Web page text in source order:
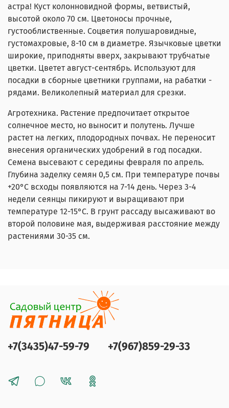
астра! Куст колонновидной формы, ветвистый,
высотой около 70 см. Цветоносы прочные,
густооблиственные. Соцветия полушаровидные,
густомахровые, 8-10 см в диаметре. Язычковые цветки
широкие, приподняты вверх, закрывают трубчатые
цветки. Цветет август-сентябрь. Используют для
посадки в сборные цветники группами, на рабатки -
рядами. Великолепный материал для срезки.
Агротехника. Растение предпочитает открытое
солнечное место, но выносит и полутень. Лучше
растет на легких, плодородных почвах. Не переносит
внесения органических удобрений в год посадки.
Семена высевают с середины февраля по апрель.
Глубина заделку семян 0,5 см. При температуре почвы
+20°С всходы появляются на 7-14 день. Через 3-4
недели сеянцы пикируют и выращивают при
температуре 12-15°С. В грунт рассаду высаживают во
второй половине мая, выдерживая расстояние между
растениями 30-35 см.
+7(3435)47-59-79 +7(967)859-29-33